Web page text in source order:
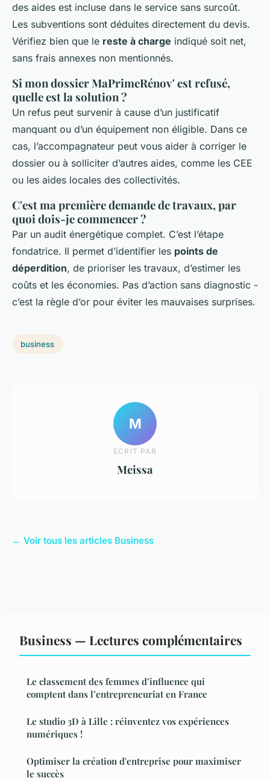
des aides est incluse dans le service sans surcoût.
Les subventions sont déduites directement du devis.
Vérifiez bien que le reste à charge indiqué soit net,
sans frais annexes non mentionnés.
Si mon dossier MaPrimeRénov' est refusé,
quelle est la solution ?
Un refus peut survenir à cause d’un justificatif
manquant ou d’un équipement non éligible. Dans ce
cas, l’accompagnateur peut vous aider à corriger le
dossier ou à solliciter d’autres aides, comme les CEE
ou les aides locales des collectivités.
C'est ma première demande de travaux, par
quoi dois-je commencer ?
Par un audit énergétique complet. C’est l’étape
fondatrice. Il permet d’identifier les points de
déperdition, de prioriser les travaux, d’estimer les
coûts et les économies. Pas d’action sans diagnostic -
c’est la règle d’or pour éviter les mauvaises surprises.
business
M
ECRIT PAR
Meissa
← Voir tous les articles Business
Business — Lectures complémentaires
Le classement des femmes d’influence qui
comptent dans l’entrepreneuriat en France
Le studio 3D à Lille : réinventez vos expériences
numériques !
Optimiser la création d'entreprise pour maximiser
le succès